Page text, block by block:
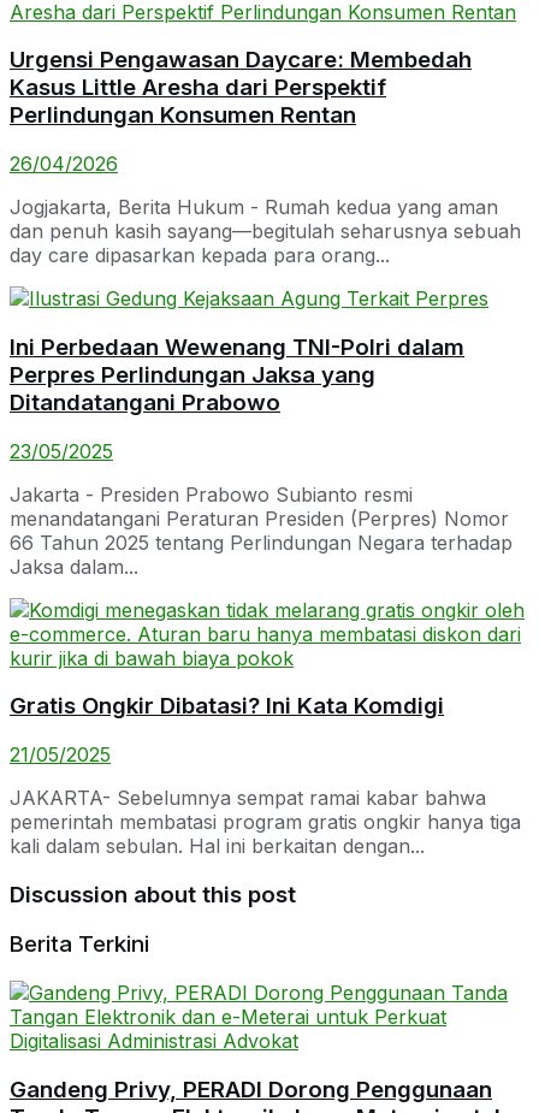
Urgensi Pengawasan Daycare: Membedah
Kasus Little Aresha dari Perspektif
Perlindungan Konsumen Rentan
26/04/2026
Jogjakarta, Berita Hukum - Rumah kedua yang aman
dan penuh kasih sayang—begitulah seharusnya sebuah
day care dipasarkan kepada para orang...
Ini Perbedaan Wewenang TNI-Polri dalam
Perpres Perlindungan Jaksa yang
Ditandatangani Prabowo
23/05/2025
Jakarta - Presiden Prabowo Subianto resmi
menandatangani Peraturan Presiden (Perpres) Nomor
66 Tahun 2025 tentang Perlindungan Negara terhadap
Jaksa dalam...
Gratis Ongkir Dibatasi? Ini Kata Komdigi
21/05/2025
JAKARTA- Sebelumnya sempat ramai kabar bahwa
pemerintah membatasi program gratis ongkir hanya tiga
kali dalam sebulan. Hal ini berkaitan dengan...
Discussion about this post
Berita Terkini
Gandeng Privy, PERADI Dorong Penggunaan